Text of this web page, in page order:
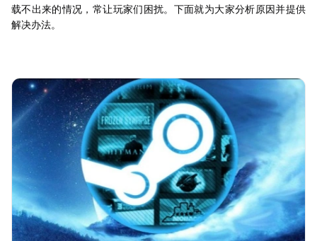
载不出来的情况，常让玩家们困扰。下面就为大家分析原因并提供
解决办法。